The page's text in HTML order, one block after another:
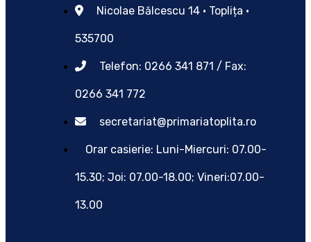
Nicolae Bălcescu 14 • Toplița •
535700
Telefon: 0266 341 871 / Fax:
0266 341 772
secretariat@primariatoplita.ro
Orar casierie: Luni-Miercuri: 07.00-
15.30; Joi: 07.00-18.00; Vineri:07.00-
13.00